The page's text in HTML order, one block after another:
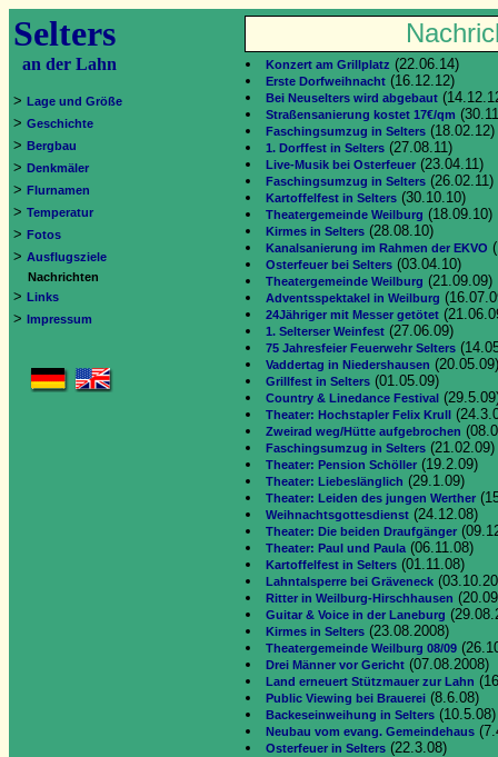
Selters
an der Lahn
> Lage und Größe
> Geschichte
> Bergbau
> Denkmäler
> Flurnamen
> Temperatur
> Fotos
> Ausflugsziele
Nachrichten
> Links
> Impressum
Konzert am Grillplatz (22.06.14)
Erste Dorfweihnacht (16.12.12)
Bei Neuselters wird abgebaut
Straßensanierung kostet 17€/qm
Faschingsumzug in Selters (18.02.12)
1. Dorffest in Selters (27.08.11)
Live-Musik bei Osterfeuer (23.04.11)
Faschingsumzug in Selters (26.02.11)
Kartoffelfest in Selters (30.10.10)
Theatergemeinde Weilburg (18.09.10)
Kirmes in Selters (28.08.10)
Kanalsanierung im Rahmen der EKVO
Osterfeuer bei Selters (03.04.10)
Theatergemeinde Weilburg (21.09.09)
Adventsspektakel in Weilburg
24Jähriger mit Messer getötet
1. Selterser Weinfest (27.06.09)
75 Jahresfeier Feuerwehr Selters
Vaddertag in Niedershausen
Grillfest in Selters (01.05.09)
Country & Linedance Festival
Theater: Hochstapler Felix Krull
Zweirad weg/Hütte aufgebrochen
Faschingsumzug in Selters (21.02.09)
Theater: Pension Schöller (19.2.09)
Theater: Liebeslänglich (29.1.09)
Theater: Leiden des jungen Werther
Weihnachtsgottesdienst (24.12.08)
Theater: Die beiden Draufgänger
Theater: Paul und Paula(06.11.08)
Kartoffelfest in Selters (01.11.08)
Lahntalsperre bei Gräveneck
Ritter in Weilburg-Hirschhausen
Guitar & Voice in der Laneburg
Kirmes in Selters (23.08.2008)
Theatergemeinde Weilburg 08/09
Drei Männer vor Gericht (07.08.2008)
Land erneuert Stützmauer zur Lahn
Public Viewing bei Brauerei (8.6.08)
Backeseinweihung in Selters (10.5.08)
Neubau vom evang. Gemeindehaus
Osterfeuer in Selters (22.3.08)